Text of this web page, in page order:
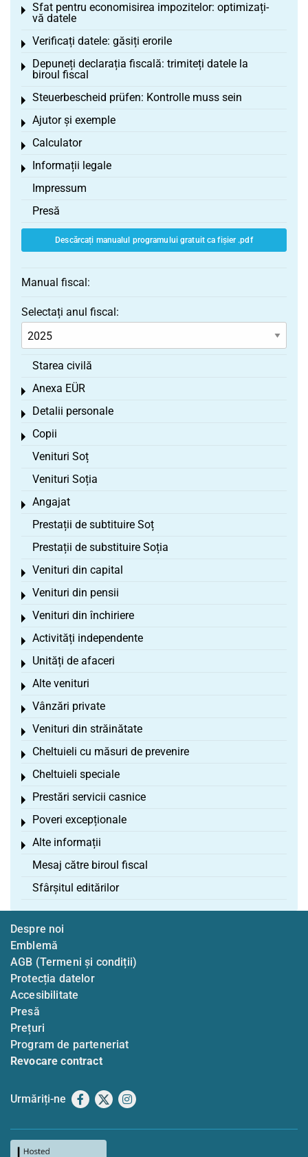
Sfat pentru economisirea impozitelor: optimizați-
vă datele
Toggle menu
Verificați datele: găsiți erorile
Toggle menu
Depuneți declarația fiscală: trimiteți datele la
biroul fiscal
Toggle menu
Steuerbescheid prüfen: Kontrolle muss sein
Toggle menu
Ajutor și exemple
Toggle menu
Calculator
Toggle menu
Informații legale
Toggle menu
Impressum
Presă
Descărcați manualul programului gratuit ca fișier .pdf
Manual fiscal:
Selectați anul fiscal:
Starea civilă
Anexa EÜR
Toggle menu
Detalii personale
Toggle menu
Copii
Toggle menu
Venituri Soț
Venituri Soția
Angajat
Toggle menu
Prestații de subtituire Soț
Prestații de substituire Soția
Venituri din capital
Toggle menu
Venituri din pensii
Toggle menu
Venituri din închiriere
Toggle menu
Activități independente
Toggle menu
Unități de afaceri
Toggle menu
Alte venituri
Toggle menu
Vânzări private
Toggle menu
Venituri din străinătate
Toggle menu
Cheltuieli cu măsuri de prevenire
Toggle menu
Cheltuieli speciale
Toggle menu
Prestări servicii casnice
Toggle menu
Poveri excepționale
Toggle menu
Alte informații
Toggle menu
Mesaj către biroul fiscal
Sfârșitul editărilor
Despre noi
Emblemă
AGB (Termeni și condiții)
Protecția datelor
Accesibilitate
Presă
Prețuri
Program de parteneriat
Revocare contract
Urmăriți-ne Facebook
X Instagram